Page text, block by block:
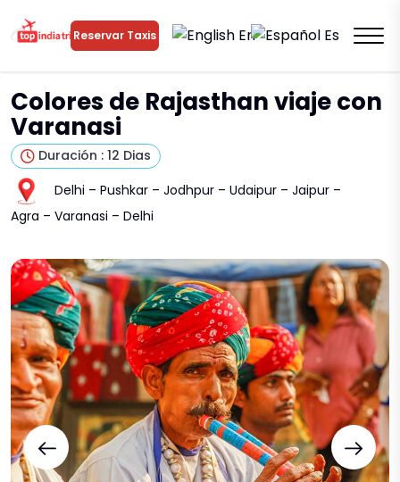
Reservar Taxis En Es
Colores de Rajasthan viaje con
Varanasi
Duración : 12 Dias
Delhi – Pushkar – Jodhpur – Udaipur – Jaipur –
Agra – Varanasi – Delhi